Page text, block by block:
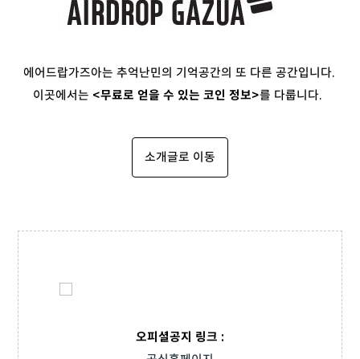
에어드랍가즈아는 추억난민의 기억공간의 또 다른 공간입니다.
이곳에서는 <무료로 얻을 수 있는 코인 정보>를 다룹니다.
소개글로 이동
오피셜공지 링크 :